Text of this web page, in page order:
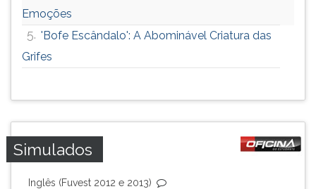
Emoções
5. 'Bofe Escândalo': A Abominável Criatura das
Grifes
Simulados
Inglês (Fuvest 2012 e 2013)